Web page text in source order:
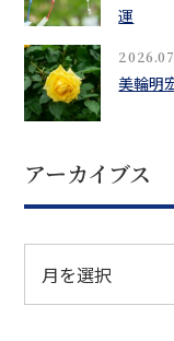
運
美輪明
アーカイブス